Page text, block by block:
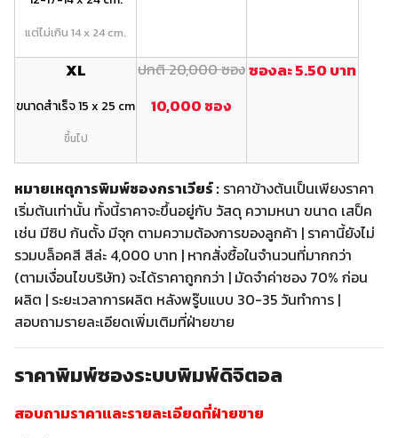
แต่ไม่เกิน 14 x 24 cm.
XL
ขนาดสำเร็จ 15 x 25 cm
ขึ้นไป
ปกติ 20,000 ซอง
10,000 ซอง
ซองละ 5.50 บาท
หมายเหตุการพิมพ์ซองกราเวียร์ : ราคาข้างต้นเป็นเพียงราคา
เริ่มต้นเท่านั้น ทั้งนี้ราคาจะขึ้นอยู่กับ วัสดุ ความหนา ขนาด เสป็ค
เช่น มีซิป ก้นตั้ง มีจุก ตามความต้องการของลูกค้า | ราคานี้ยังไม่
รวมบล็อคสี สีล่ะ 4,000 บาท | หากสั่งซื้อในจำนวนที่มากกว่า
(ตามเงื่อนไขบริษัท) จะได้ราคาถูกกว่า | มัดจำค่าซอง 70% ก่อน
ผลิต | ระยะเวลาการผลิต หลังพรู๊บแบบ 30-35 วันทำการ |
สอบถามรายละเอียดเพิ่มเติมที่ฝ่ายขาย
ราคาพิมพ์ซองระบบพิมพ์ดิจิตอล
สอบถามราคาและรายละเอียดที่ฝ่ายขาย